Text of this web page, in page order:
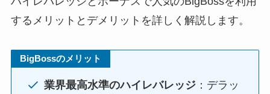
するメリットとデメリットを詳しく解説します。
BigBossのメリット
業界最高水準のハイレバレッジ：デラッ